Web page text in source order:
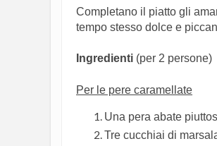
Completano il piatto gli
tempo stesso dolce e
Ingredienti (per 2 persone)
Per le pere caramellate
Una pera abate
Tre cucchiai di